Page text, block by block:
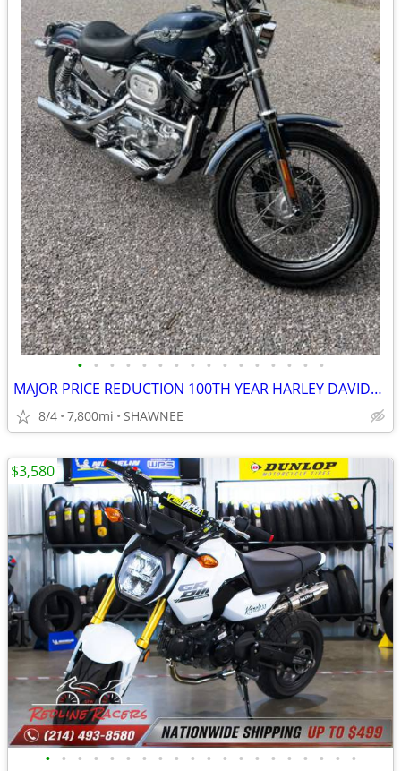
• • • • • • • • • • • • • • • •
MAJOR PRICE REDUCTION 100TH YEAR HARLEY DAVIDSON LOW MILES 1200CC
8/4 7,800mi SHAWNEE
• • • • • • • • • • • • • • • • • • • •
$3,580